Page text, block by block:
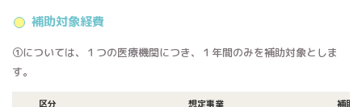
補助対象経費
①については、１つの医療機関につき、１年間のみを補助対象としま
す。
区分 想定事業 補助